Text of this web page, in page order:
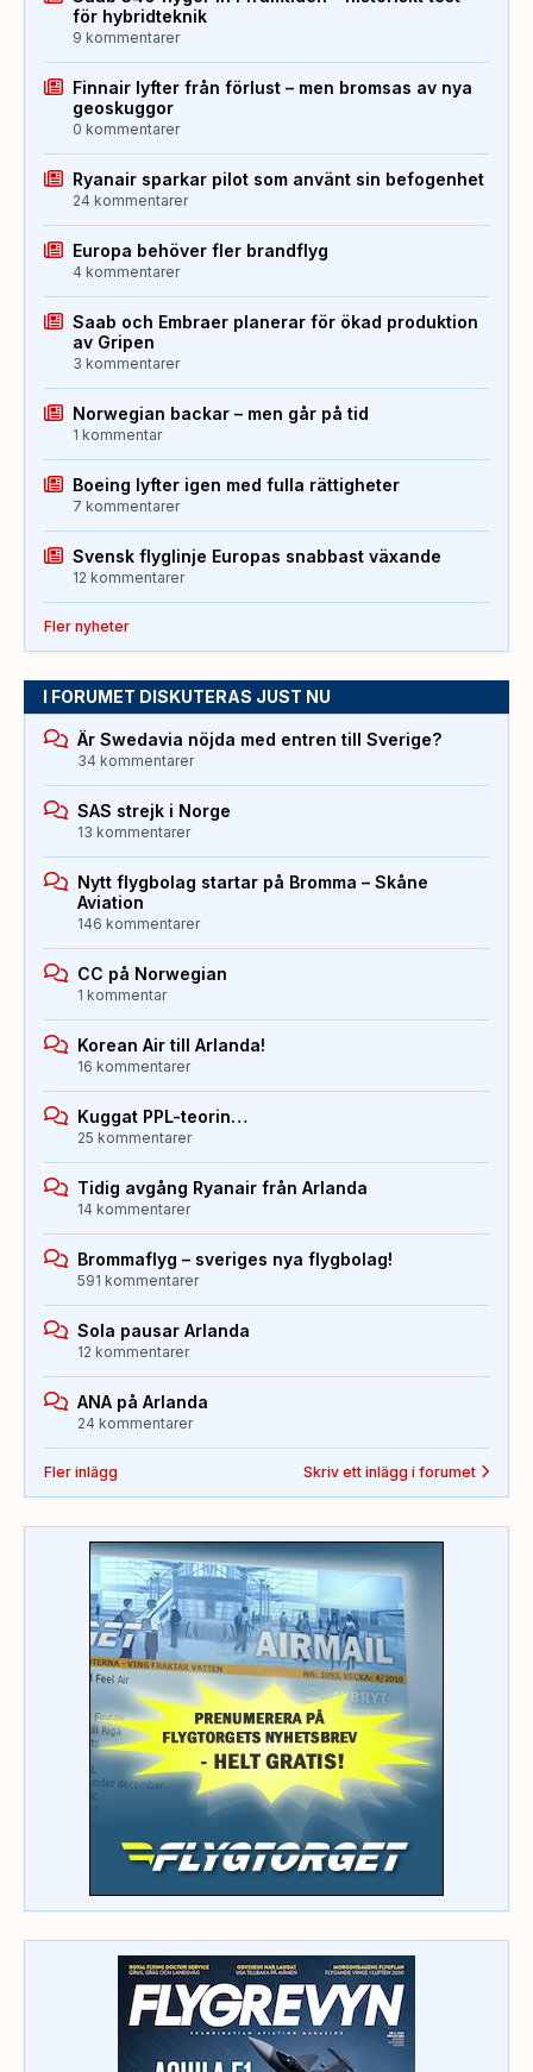
för hybridteknik
9 kommentarer
Finnair lyfter från förlust – men bromsas av nya
geoskuggor
0 kommentarer
Ryanair sparkar pilot som använt sin befogenhet
24 kommentarer
Europa behöver fler brandflyg
4 kommentarer
Saab och Embraer planerar för ökad produktion
av Gripen
3 kommentarer
Norwegian backar – men går på tid
1 kommentar
Boeing lyfter igen med fulla rättigheter
7 kommentarer
Svensk flyglinje Europas snabbast växande
12 kommentarer
Fler nyheter
I FORUMET DISKUTERAS JUST NU
Är Swedavia nöjda med entren till Sverige?
34 kommentarer
SAS strejk i Norge
13 kommentarer
Nytt flygbolag startar på Bromma – Skåne
Aviation
146 kommentarer
CC på Norwegian
1 kommentar
Korean Air till Arlanda!
16 kommentarer
Kuggat PPL-teorin…
25 kommentarer
Tidig avgång Ryanair från Arlanda
14 kommentarer
Brommaflyg – sveriges nya flygbolag!
591 kommentarer
Sola pausar Arlanda
12 kommentarer
ANA på Arlanda
24 kommentarer
Fler inlägg Skriv ett inlägg i forumet